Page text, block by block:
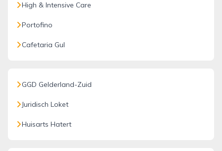
High & Intensive Care
Portofino
Cafetaria Gul
GGD Gelderland-Zuid
Juridisch Loket
Huisarts Hatert